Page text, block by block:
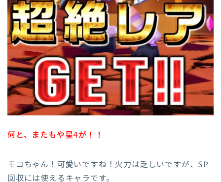
何と、またもや星4が！！
モコちゃん！可愛いですね！火力は乏しいですが、SP
回収には使えるキャラです。